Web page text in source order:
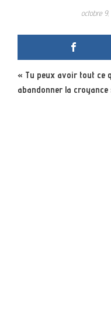
octobre 9,
« Tu peux avoir tout ce
abandonner la croyance